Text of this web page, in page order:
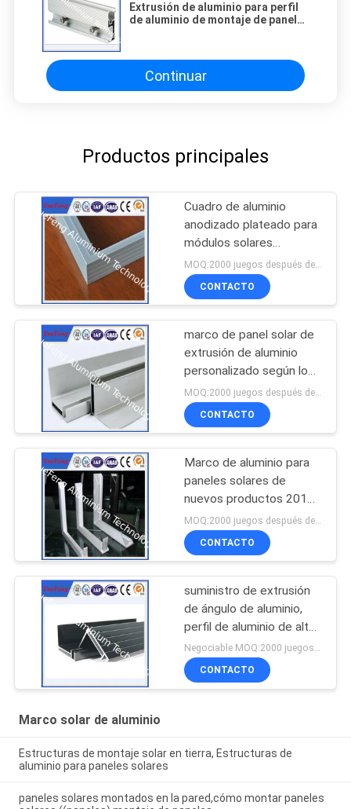
Extrusión de aluminio para perfil
de aluminio de montaje de paneles
Continuar
Productos principales
Cuadro de aluminio
anodizado plateado para
módulos solares
fotovoltaicos
MOQ:2000 juegos después de confirmar las muestras
CONTACTO
marco de panel solar de
extrusión de aluminio
personalizado según los
planos de diseño
CONTACTO
Marco de aluminio para
paneles solares de
nuevos productos 2015
del fabricante chino
CONTACTO
suministro de extrusión
de ángulo de aluminio,
perfil de aluminio de alta
calidad para soporte de
paneles solares
Negociable MOQ:2000 juegos después de confirmar las muestras
CONTACTO
Marco solar de aluminio
Estructuras de montaje solar en tierra, Estructuras de
aluminio para paneles solares
paneles solares montados en la pared,cómo montar paneles